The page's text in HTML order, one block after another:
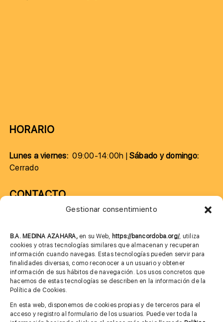
Gestionar consentimiento
B.A. MEDINA AZAHARA, en su Web, https://bancordoba.org/, utiliza
cookies y otras tecnologías similares que almacenan y recuperan
información cuando navegas. Estas tecnologías pueden servir para
finalidades diversas, como reconocer a un usuario y obtener
información de sus hábitos de navegación. Los usos concretos que
hacemos de estas tecnologías se describen en la información de la
Política de Cookies.
En esta web, disponemos de cookies propias y de terceros para el
acceso y registro al formulario de los usuarios. Puede ver toda la
HORARIO
Lunes a viernes:09:00-14:00h |Sábado y domingo:
Cerrado
CONTACTO
685 901 226
MÁS INFORMACIÓN
Aviso legal